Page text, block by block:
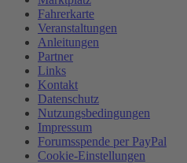
Fahrerkarte
Veranstaltungen
Anleitungen
Partner
Links
Kontakt
Datenschutz
Nutzungsbedingungen
Impressum
Forumsspende per PayPal
Cookie-Einstellungen